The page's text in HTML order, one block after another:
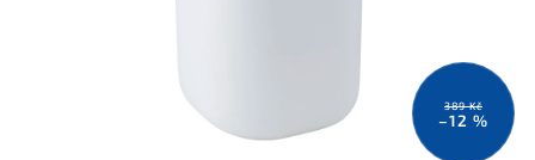
389 Kč
–12 %